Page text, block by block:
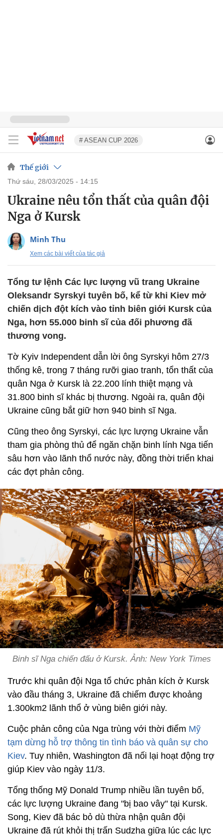
# ASEAN CUP 2026
Thế giới
thứ sáu, 28/03/2025 - 14:15
Ukraine nêu tổn thất của quân đội
Nga ở Kursk
Minh Thu
Xem các bài viết của tác giả
Tổng tư lệnh Các lực lượng vũ trang Ukraine
Oleksandr Syrskyi tuyên bố, kể từ khi Kiev mở
chiến dịch đột kích vào tỉnh biên giới Kursk của
Nga, hơn 55.000 binh sĩ của đối phương đã
thương vong.
Tờ Kyiv Independent dẫn lời ông Syrskyi hôm 27/3
thống kê, trong 7 tháng rưỡi giao tranh, tổn thất của
quân Nga ở Kursk là 22.200 lính thiệt mạng và
31.800 binh sĩ khác bị thương. Ngoài ra, quân đội
Ukraine cũng bắt giữ hơn 940 binh sĩ Nga.
Cũng theo ông Syrskyi, các lực lượng Ukraine vẫn
tham gia phòng thủ để ngăn chặn binh lính Nga tiến
sâu hơn vào lãnh thổ nước này, đồng thời triển khai
các đợt phản công.
Binh sĩ Nga chiến đấu ở Kursk. Ảnh: New York Times
Trước khi quân đội Nga tổ chức phản kích ở Kursk
vào đầu tháng 3, Ukraine đã chiếm được khoảng
1.300km2 lãnh thổ ở vùng biên giới này.
Cuộc phản công của Nga trùng với thời điểm Mỹ
tạm dừng hỗ trợ thông tin tình báo và quân sự cho
Kiev. Tuy nhiên, Washington đã nối lại hoạt động trợ
giúp Kiev vào ngày 11/3.
Tổng thống Mỹ Donald Trump nhiều lần tuyên bố,
các lực lượng Ukraine đang "bị bao vây" tại Kursk.
Song, Kiev đã bác bỏ dù thừa nhận quân đội
Ukraine đã rút khỏi thị trấn Sudzha giữa lúc các lực